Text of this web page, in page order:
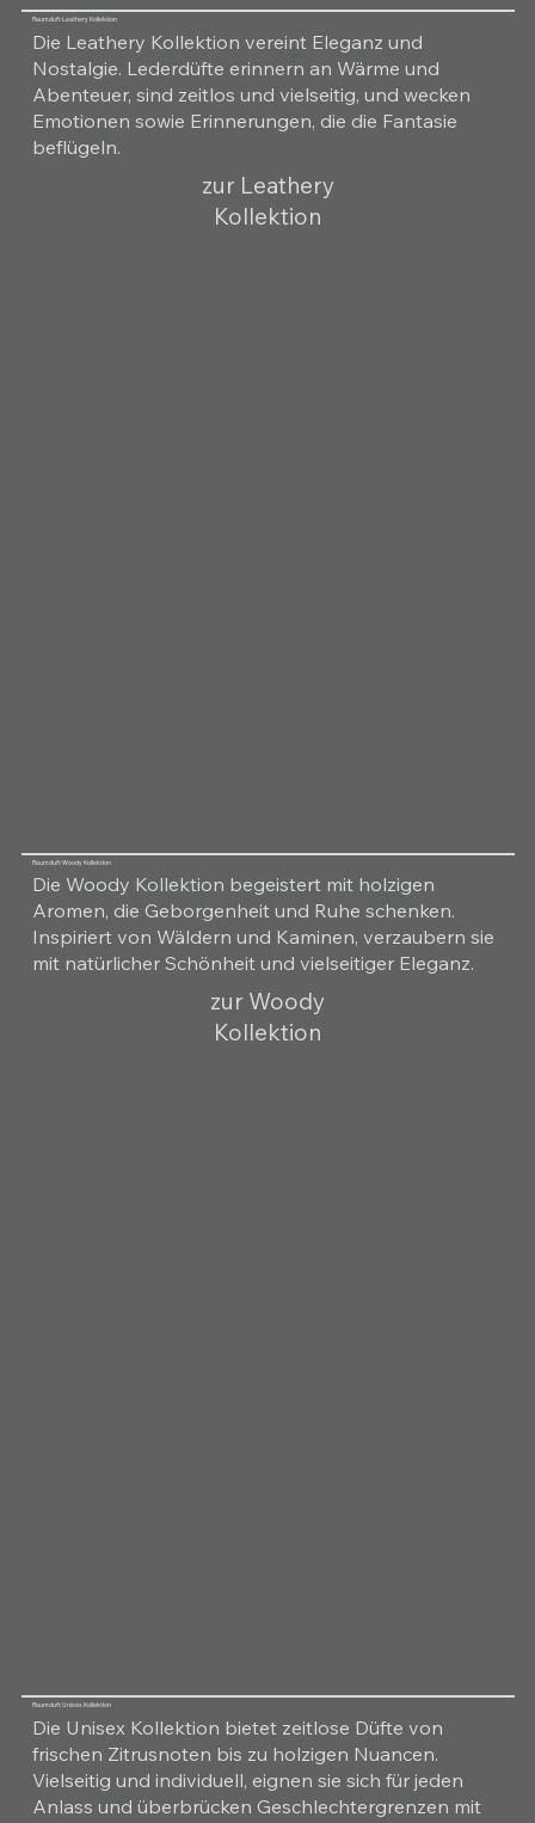
Raumduft Leathery Kollektion
Die Leathery Kollektion vereint Eleganz und
Nostalgie. Lederdüfte erinnern an Wärme und
Abenteuer, sind zeitlos und vielseitig, und wecken
Emotionen sowie Erinnerungen, die die Fantasie
beflügeln.
zur Leathery
Kollektion
Raumduft Woody Kollektion
Die Woody Kollektion begeistert mit holzigen
Aromen, die Geborgenheit und Ruhe schenken.
Inspiriert von Wäldern und Kaminen, verzaubern sie
mit natürlicher Schönheit und vielseitiger Eleganz.
zur Woody
Kollektion
Raumduft Unisex Kollektion
Die Unisex Kollektion bietet zeitlose Düfte von
frischen Zitrusnoten bis zu holzigen Nuancen.
Vielseitig und individuell, eignen sie sich für jeden
Anlass und überbrücken Geschlechtergrenzen mit